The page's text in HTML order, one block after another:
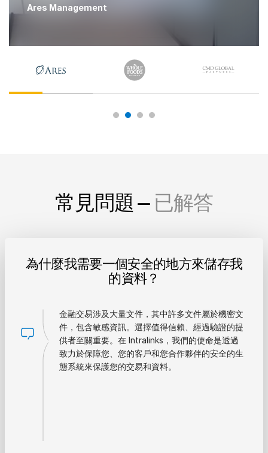
Ares Management
常見問題 — 已解答
為什麼我需要一個安全的地方來儲存我
的資料？
金融交易涉及大量文件，其中許多文件屬於機密文
件，包含敏感資訊。選擇值得信賴、經過驗證的提
供者至關重要。在 Intralinks，我們的使命是透過
致力於保障您、您的客戶和您合作夥伴的安全的生
態系統來保護您的交易和資料。